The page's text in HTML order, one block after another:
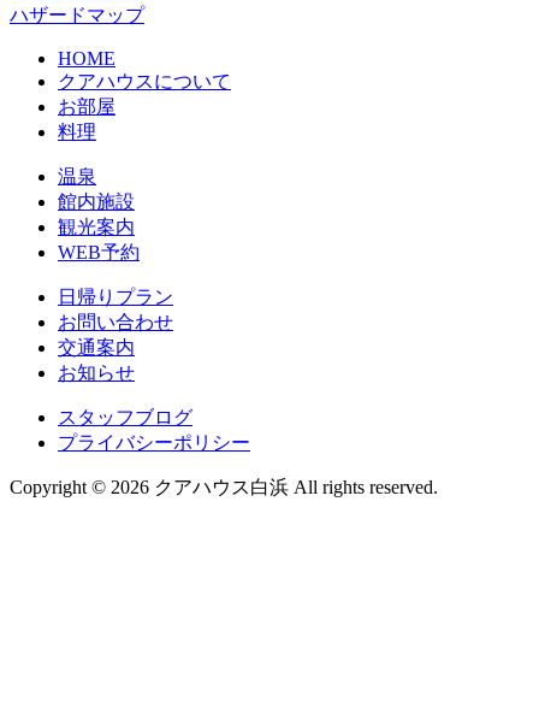
ハザードマップ
HOME
クアハウスについて
お部屋
料理
温泉
館内施設
観光案内
WEB予約
日帰りプラン
お問い合わせ
交通案内
お知らせ
スタッフブログ
プライバシーポリシー
Copyright © 2026 クアハウス白浜 All rights reserved.